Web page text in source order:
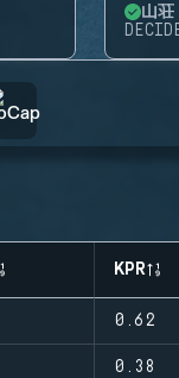
山荘
KPR
0.62
0.38